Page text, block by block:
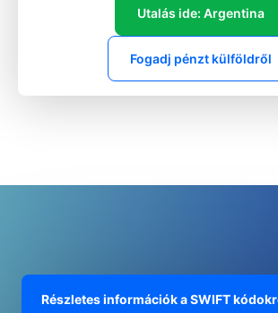
Utalás ide: Argentina
Fogadj pénzt külföldről
Részletes információk a SWIFT